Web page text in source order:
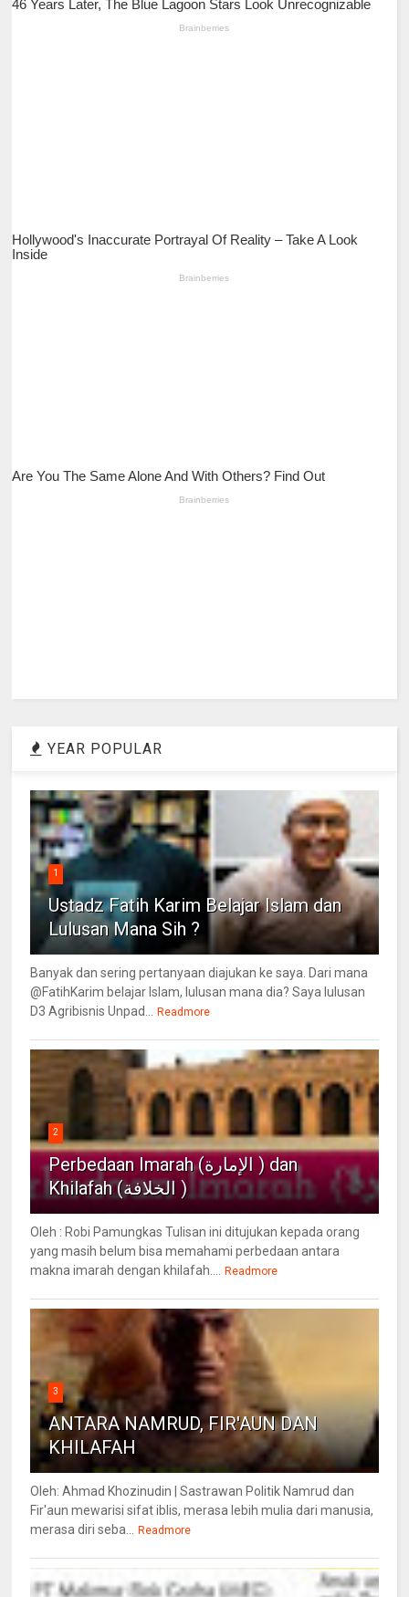
YEAR POPULAR
1
Ustadz Fatih Karim Belajar Islam dan
Lulusan Mana Sih ?
Banyak dan sering pertanyaan diajukan ke saya. Dari mana
@FatihKarim belajar Islam, lulusan mana dia? Saya lulusan
D3 Agribisnis Unpad...
Readmore
2
Perbedaan Imarah (الإمارة ) dan
Khilafah (الخلافة )
Oleh : Robi Pamungkas Tulisan ini ditujukan kepada orang
yang masih belum bisa memahami perbedaan antara
makna imarah dengan khilafah....
Readmore
3
ANTARA NAMRUD, FIR'AUN DAN
KHILAFAH
Oleh: Ahmad Khozinudin | Sastrawan Politik Namrud dan
Fir'aun mewarisi sifat iblis, merasa lebih mulia dari manusia,
merasa diri seba...
Readmore